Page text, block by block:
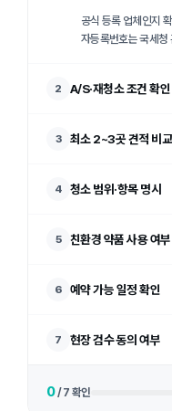
공식 등록 업체인지
자등록번호는 국세청
2 A/S·재청소 조건 확인
3 최소 2~3곳 견적 비교
4 청소 범위·항목 명시
5 친환경 약품 사용 여부
6 예약 가능 일정 확인
7 현장 검수 동의 여부
0/ 7 확인